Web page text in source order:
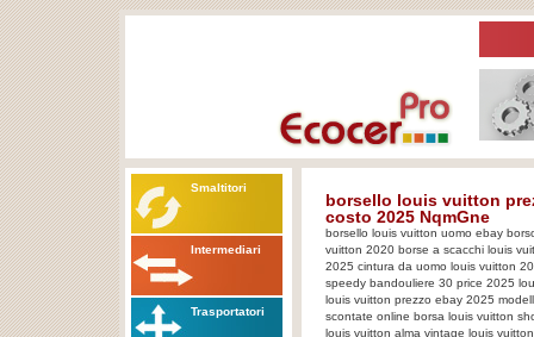
Smaltitori
Intermediari
Trasportatori
borsello louis vuitton
costo 2025 NqmGne
borsello louis vuitton uomo ebay
vuitton 2020 borse a scacchi louis
2025 cintura da uomo louis vuitton
speedy bandouliere 30 price 2025
louis vuitton prezzo ebay 2025
scontate online borsa louis vuitton
louis vuitton alma vintage louis